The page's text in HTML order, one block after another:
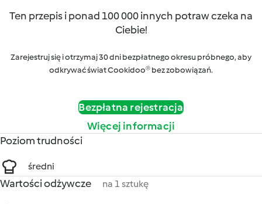
Ten przepis i ponad 100 000 innych potraw czeka na
Ciebie!
Zarejestruj się i otrzymaj 30 dni bezpłatnego okresu próbnego, aby
odkrywać świat Cookidoo® bez zobowiązań.
Bezpłatna rejestracja
Więcej informacji
Poziom trudności
średni
Wartości odżywcze na 1 sztukę